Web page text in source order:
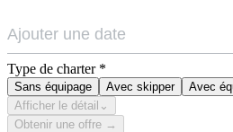
Type de charter *
Sans équipage Avec skipper
Avec
Afficher le détail ⌄
Obtenir une offre →